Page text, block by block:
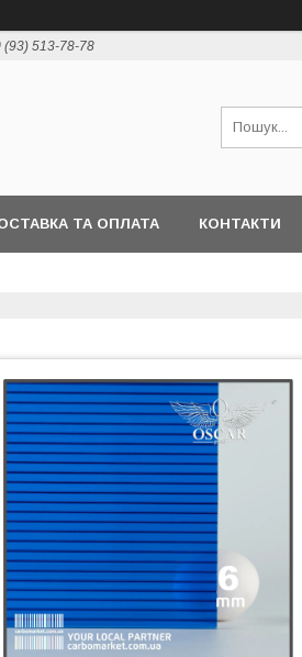
(93) 513-78-78
ТА ОПЛАТА КОНТАКТИ